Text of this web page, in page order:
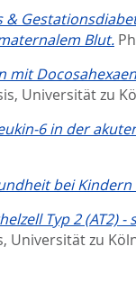
Blut.
Universität zu
6 in der
bei Kindern
Typ 2 (AT2)
Universität zu